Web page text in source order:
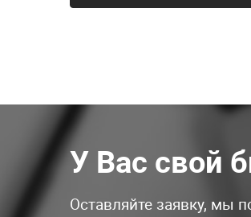
У Вас свой
Оставляйте заявку, мы